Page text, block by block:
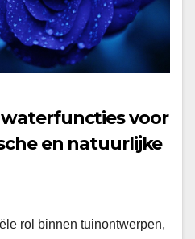
voor
en natuurlijke
rol binnen tuinontwerpen,